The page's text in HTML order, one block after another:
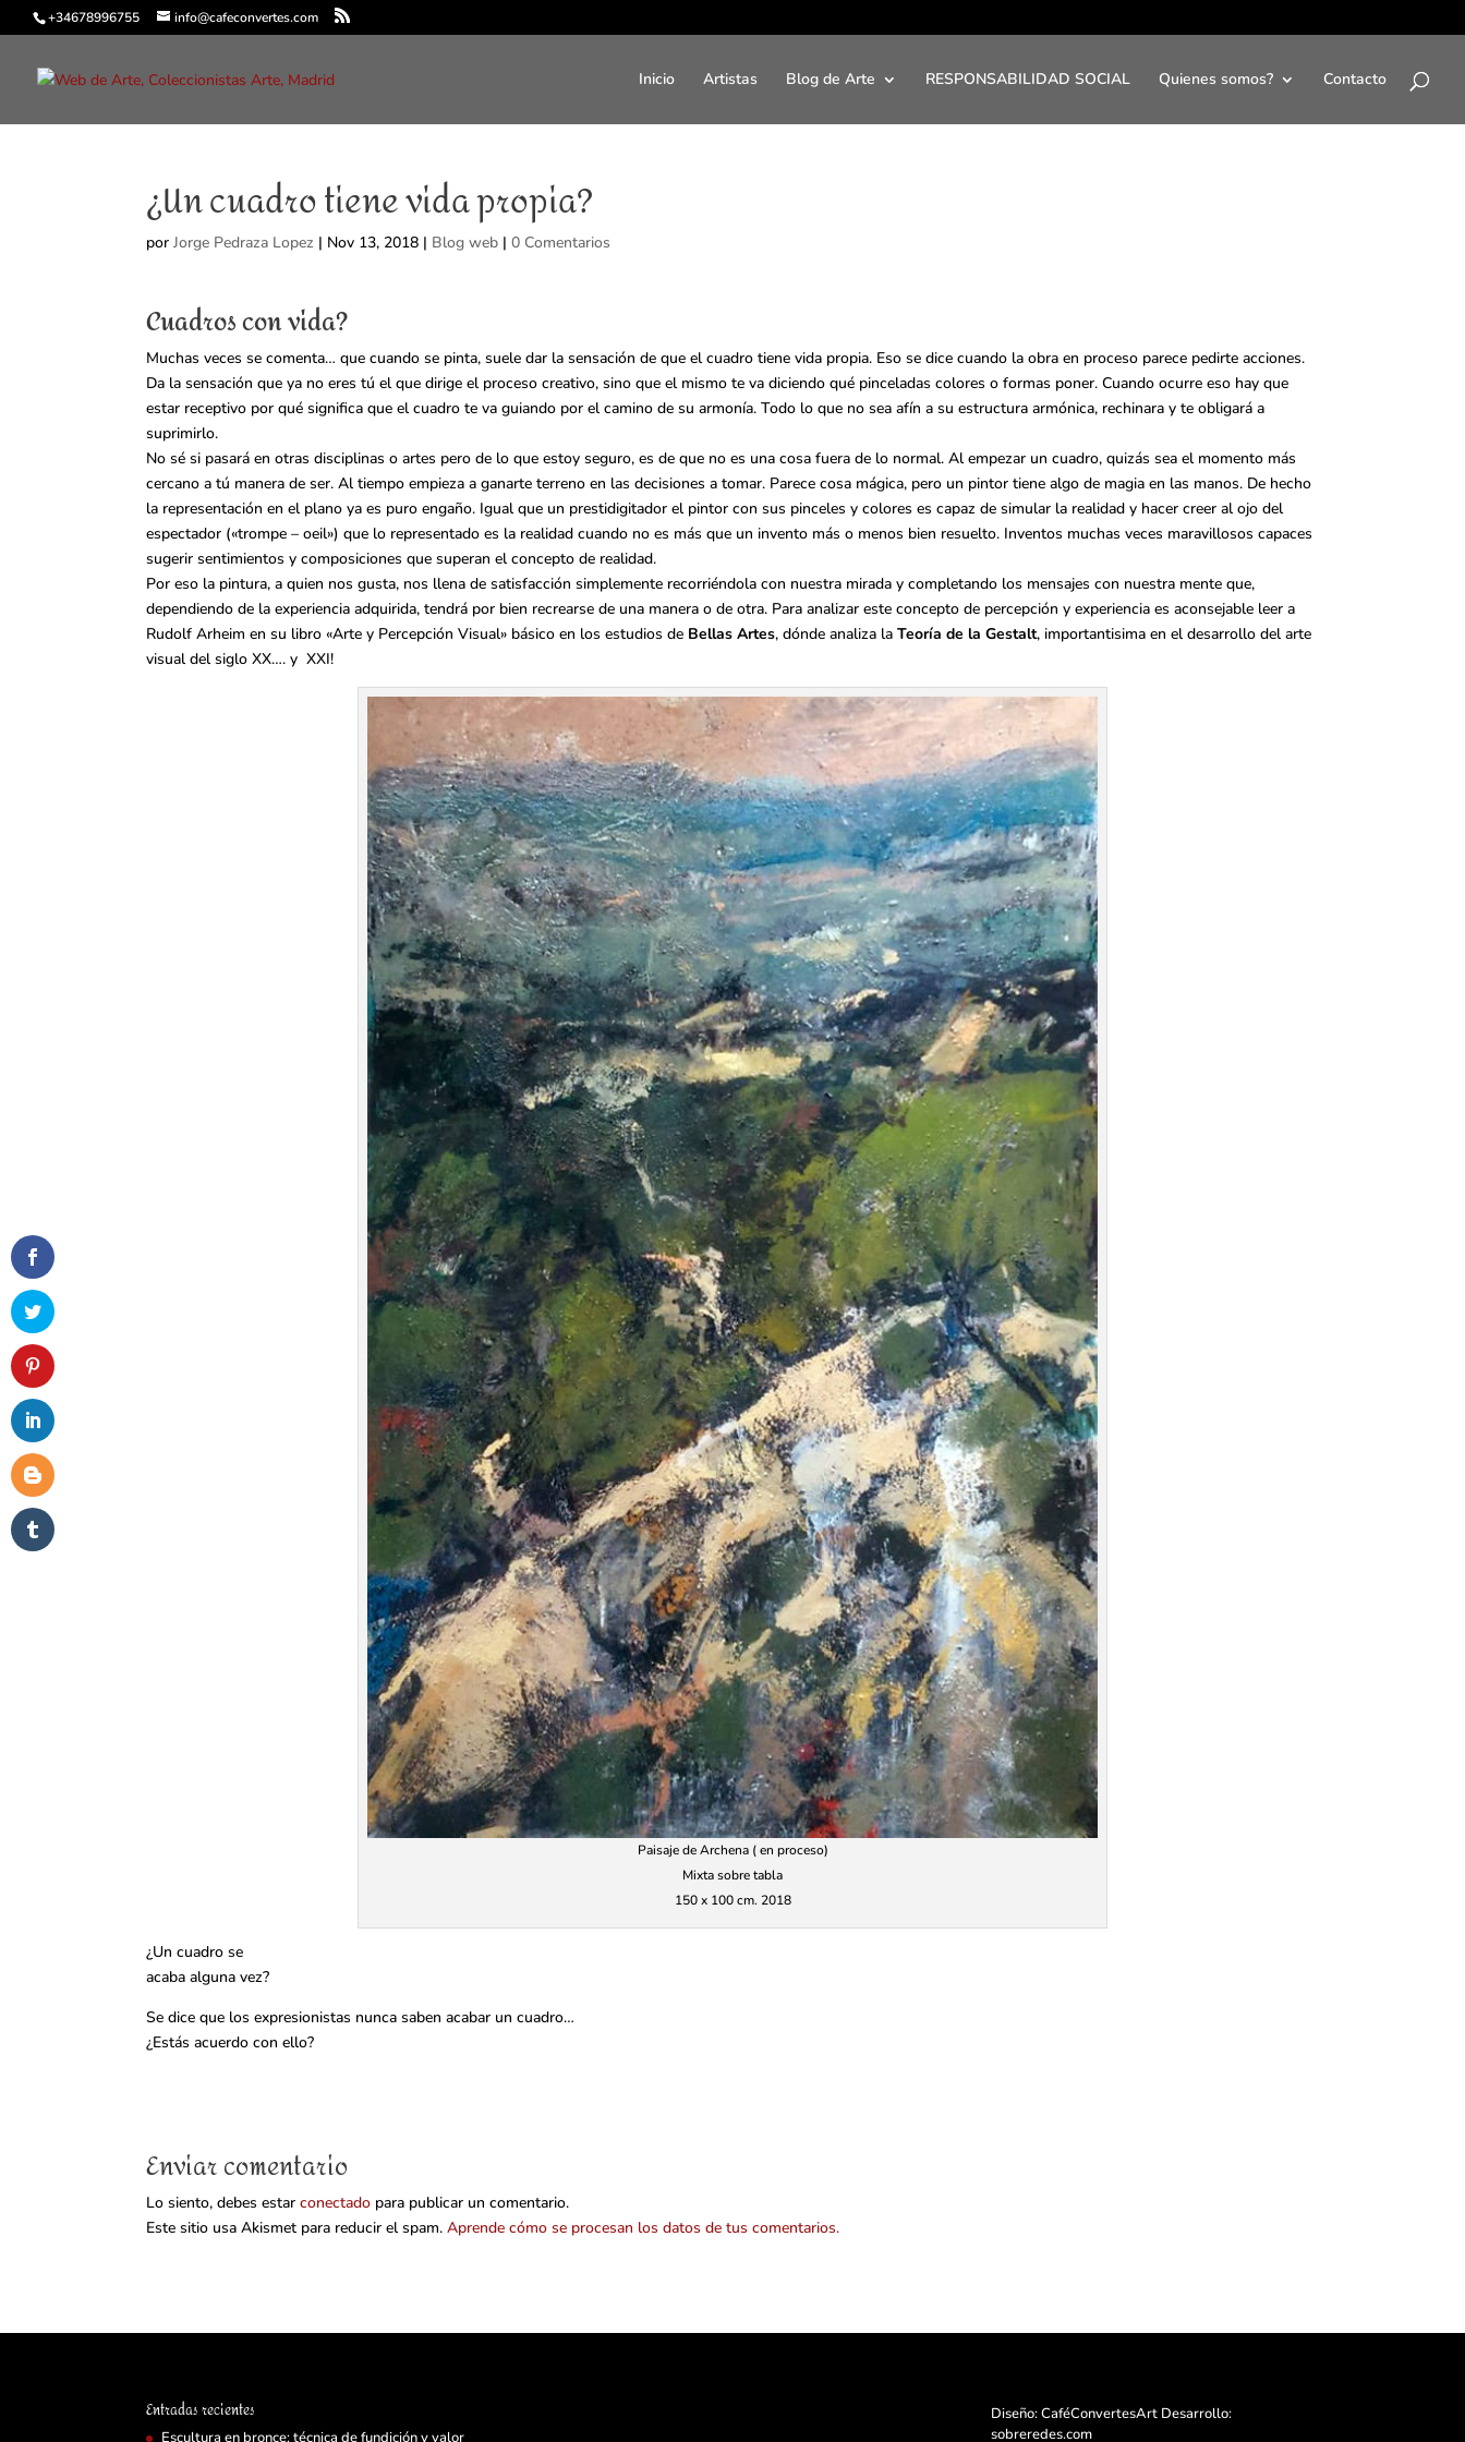
+34678996755 info@cafeconvertes.com
Inicio Artistas Blog de Arte RESPONSABILIDAD SOCIAL Quienes somos? Contacto
¿Un cuadro tiene vida propia?
porJorge Pedraza Lopez | Nov 13, 2018 | Blog web |0 Comentarios
Cuadros con vida?
Muchas veces se comenta… que cuando se pinta, suele dar la sensación de que el cuadro tiene vida propia. Eso se dice cuando la obra en proceso parece pedirte acciones.
Da la sensación que ya no eres tú el que dirige el proceso creativo, sino que el mismo te va diciendo qué pinceladas colores o formas poner. Cuando ocurre eso hay que
estar receptivo por qué significa que el cuadro te va guiando por el camino de su armonía. Todo lo que no sea afín a su estructura armónica, rechinara y te obligará a
suprimirlo.
No sé si pasará en otras disciplinas o artes pero de lo que estoy seguro, es de que no es una cosa fuera de lo normal. Al empezar un cuadro, quizás sea el momento más
cercano a tú manera de ser. Al tiempo empieza a ganarte terreno en las decisiones a tomar. Parece cosa mágica, pero un pintor tiene algo de magia en las manos. De hecho
la representación en el plano ya es puro engaño. Igual que un prestidigitador el pintor con sus pinceles y colores es capaz de simular la realidad y hacer creer al ojo del
espectador («trompe – oeil») que lo representado es la realidad cuando no es más que un invento más o menos bien resuelto. Inventos muchas veces maravillosos capaces
sugerir sentimientos y composiciones que superan el concepto de realidad.
Por eso la pintura, a quien nos gusta, nos llena de satisfacción simplemente recorriéndola con nuestra mirada y completando los mensajes con nuestra mente que,
dependiendo de la experiencia adquirida, tendrá por bien recrearse de una manera o de otra. Para analizar este concepto de percepción y experiencia es aconsejable leer a
Rudolf Arheim en su libro «Arte y Percepción Visual» básico en los estudios de Bellas Artes, dónde analiza laTeoría de la Gestalt, importantisima en el desarrollo del arte
visual del siglo XX…. y XXI!
Paisaje de Archena ( en proceso)
Mixta sobre tabla
150 x 100 cm. 2018
¿Un cuadro se
acaba alguna vez?
Se dice que los expresionistas nunca saben acabar un cuadro…
¿Estás acuerdo con ello?
Enviar comentario
Lo siento, debes estarconectado para publicar un comentario.
Este sitio usa Akismet para reducir el spam.Aprende cómo se procesan los datos de tus comentarios.
Entradas recientes
Escultura en bronce: técnica de fundición y valor
Diseño: CaféConvertesArt Desarrollo:
sobreredes.com